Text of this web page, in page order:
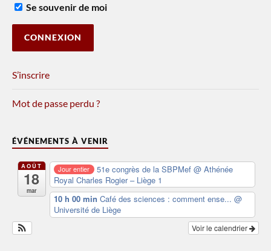
Se souvenir de moi
S’inscrire
Mot de passe perdu ?
ÉVÉNEMENTS À VENIR
AOÛT
18
mar
Jour entier 51e congrès de la SBPMef@ Athénée
Royal Charles Rogier – Liège 1
10 h 00 min Café des sciences : comment ense... @
Université de Liège
Voir le calendrier